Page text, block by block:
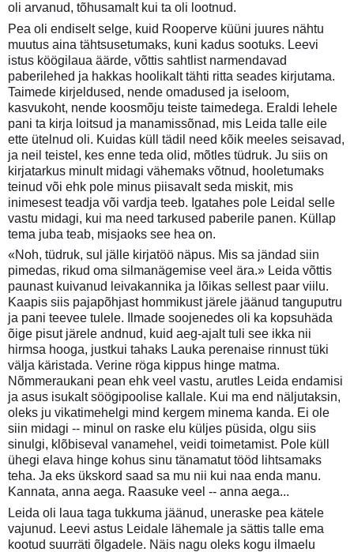
oli arvanud, tõhusamalt kui ta oli lootnud.
Pea oli endiselt selge, kuid Rooperve küüni juures nähtu
muutus aina tähtsusetumaks, kuni kadus sootuks. Leevi
istus köögilaua äärde, võttis sahtlist narmendavad
paberilehed ja hakkas hoolikalt tähti ritta seades kirjutama.
Taimede kirjeldused, nende omadused ja iseloom,
kasvukoht, nende koosmõju teiste taimedega. Eraldi lehele
pani ta kirja loitsud ja manamissõnad, mis Leida talle eile
ette ütelnud oli. Kuidas küll tädil need kõik meeles seisavad,
ja neil teistel, kes enne teda olid, mõtles tüdruk. Ju siis on
kirjatarkus minult midagi vähemaks võtnud, hooletumaks
teinud või ehk pole minus piisavalt seda miskit, mis
inimesest teadja või vardja teeb. Igatahes pole Leidal selle
vastu midagi, kui ma need tarkused paberile panen. Küllap
tema juba teab, misjaoks see hea on.
«Noh, tüdruk, sul jälle kirjatöö näpus. Mis sa jändad siin
pimedas, rikud oma silmanägemise veel ära.» Leida võttis
paunast kuivanud leivakannika ja lõikas sellest paar viilu.
Kaapis siis pajapõhjast hommikust järele jäänud tanguputru
ja pani teevee tulele. Ilmade soojenedes oli ka kopsuhäda
õige pisut järele andnud, kuid aeg-ajalt tuli see ikka nii
hirmsa hooga, justkui tahaks Lauka perenaise rinnust tüki
välja käristada. Verine röga kippus hinge matma.
Nõmmeraukani pean ehk veel vastu, arutles Leida endamisi
ja asus isukalt söögipoolise kallale. Kui ma end näljutaksin,
oleks ju vikatimehelgi mind kergem minema kanda. Ei ole
siin midagi -- minul on raske elu küljes püsida, olgu siis
sinulgi, klõbiseval vanamehel, veidi toimetamist. Pole küll
ühegi elava hinge kohus sinu tänamatut tööd lihtsamaks
teha. Ja eks ükskord saad sa mu nii kui naa enda manu.
Kannata, anna aega. Raasuke veel -- anna aega...
Leida oli laua taga tukkuma jäänud, uneraske pea kätele
vajunud. Leevi astus Leidale lähemale ja sättis talle ema
kootud suurräti õlgadele. Näis nagu oleks kogu ilmaelu